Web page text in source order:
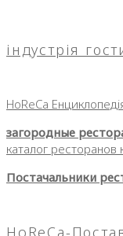
індустрія
HoReCa
загородные
каталог ресторанов
Постачальники
HoReCa-